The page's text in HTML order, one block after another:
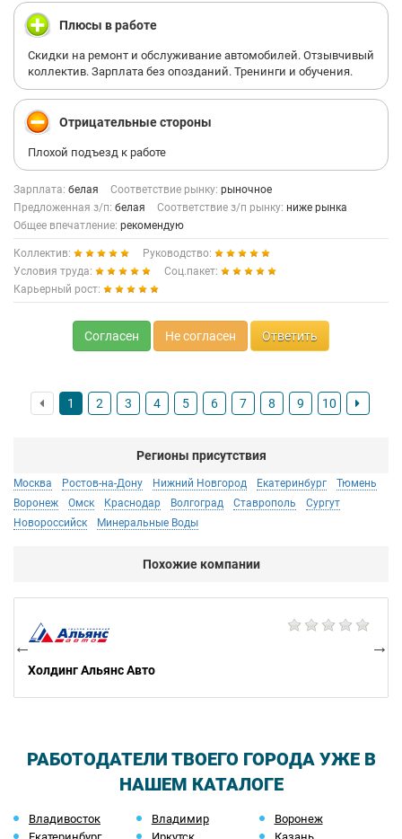
Плюсы в работе
Скидки на ремонт и обслуживание автомобилей. Отзывчивый
коллектив. Зарплата без опозданий. Тренинги и обучения.
Отрицательные стороны
Плохой подъезд к работе
Зарплата: белая Соответствие рынку: рыночное
Предложенная з/п: белая Соответствие з/п рынку: ниже рынка
Общее впечатление: рекомендую
Коллектив:
Руководство:
Условия труда:
Соц.пакет:
Карьерный рост:
Согласен Не согласен Ответить
1 2 3 4 5 6 7 8 9 10
Регионы присутствия
Москва Ростов-на-Дону Нижний Новгород Екатеринбург
Тюмень
Воронеж
Омск Краснодар Волгоград Ставрополь
Сургут
Новороссийск
Минеральные Воды
Похожие компании
Холдинг Альянс Авто
РАБОТОДАТЕЛИ ТВОЕГО ГОРОДА УЖЕ В
НАШЕМ КАТАЛОГЕ
Владивосток Владимир
Воронеж